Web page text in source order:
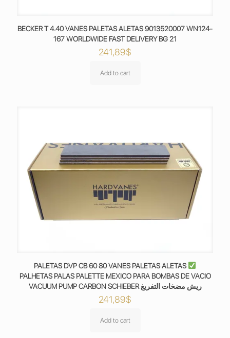
BECKER T 4.40 VANES PALETAS ALETAS 9013520007 WN124-
167 WORLDWIDE FAST DELIVERY BG 21
241,89$
Add to cart
PALETAS DVP CB 60 80 VANES PALETAS ALETAS
PALHETAS PALAS PALETTE MEXICO PARA BOMBAS DE VACIO
VACUUM PUMP CARBON SCHIEBER ريش مضخات التفريغ
241,89$
Add to cart